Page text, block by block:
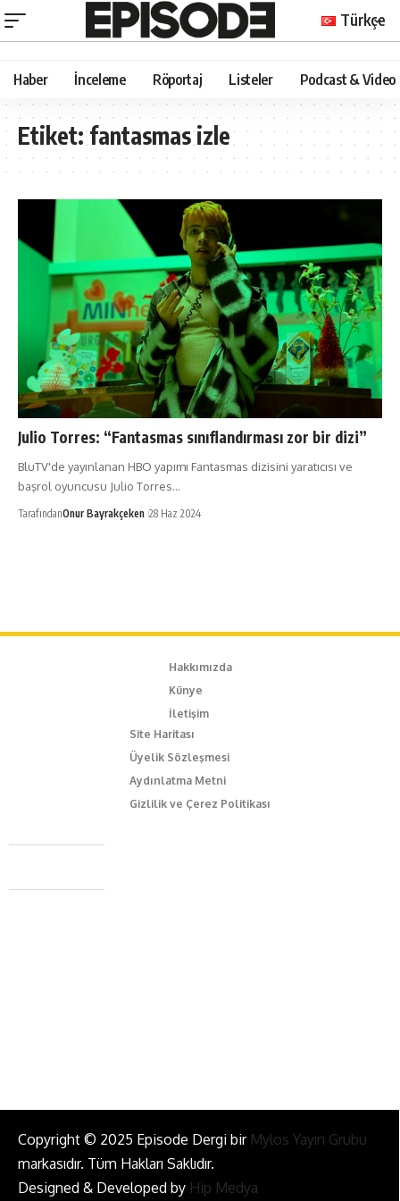
Türkçe
Haber İnceleme Röportaj Listeler Podcast & Video
Etiket:fantasmas izle
Julio Torres: “Fantasmas sınıflandırması zor bir dizi”
BluTV'de yayınlanan HBO yapımı Fantasmas dizisini yaratıcısı ve
başrol oyuncusu Julio Torres…
TarafındanOnur Bayrakçeken 28 Haz 2024
Hakkımızda
Künye
İletişim
Site Haritası
Üyelik Sözleşmesi
Aydınlatma Metni
Gizlilik ve Çerez Politikası
Caferağa Mah. Dr. Şakir Paşa Sok. No3/A Kadıköy İstanbul
+90 543 345 46 00
Copyright © 2025 Episode Dergi bir Mylos Yayın Grubu
markasıdır. Tüm Hakları Saklıdır.
Designed & Developed by Hip Medya